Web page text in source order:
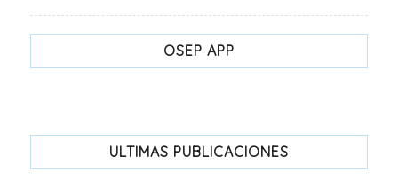
OSEP APP
ULTIMAS PUBLICACIONES